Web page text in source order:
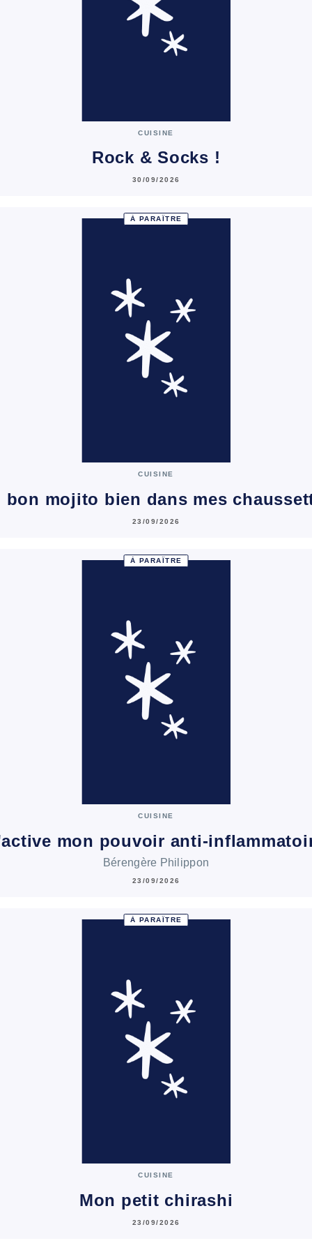
CUISINE
Rock & Socks !
30/09/2026
À PARAÎTRE
CUISINE
bon mojito bien dans mes
23/09/2026
À PARAÎTRE
CUISINE
mon pouvoir anti-
Bérengère Philippon
23/09/2026
À PARAÎTRE
CUISINE
Mon petit chirashi
23/09/2026